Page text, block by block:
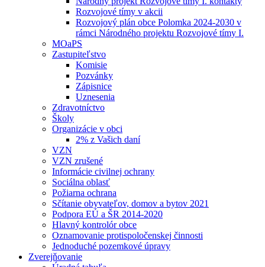
Rozvojové tímy v akcii
Rozvojový plán obce Polomka 2024-2030 v
rámci Národného projektu Rozvojové tímy I.
MOaPS
Zastupiteľstvo
Komisie
Pozvánky
Zápisnice
Uznesenia
Zdravotníctvo
Školy
Organizácie v obci
2% z Vašich daní
VZN
VZN zrušené
Informácie civilnej ochrany
Sociálna oblasť
Požiarna ochrana
Sčítanie obyvateľov, domov a bytov 2021
Podpora EÚ a ŠR 2014-2020
Hlavný kontrolór obce
Oznamovanie protispoločenskej činnosti
Jednoduché pozemkové úpravy
Zverejňovanie